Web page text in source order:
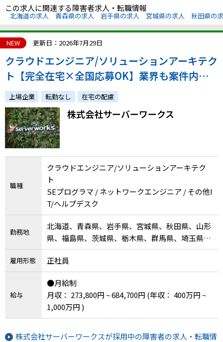
この求人に関連する障害者求人・転職情報
北海道の求人 青森県の求人 岩手県の求人 宮城県の求人 秋田県の
NEW 更新日：2026年7月29日
クラウドエンジニア/ソリューションアーキテク
ト【完全在宅×全国応募OK】業界も案件内容
も様々なプロジェクトへ参画！多数のAWSプロ
フェッショナルと技術力を磨き、エンジニアと
して成長しましょう！
上場企業 転勤なし 在宅の配慮
株式会社サーバーワークス
職種
クラウドエンジニア/ソリューションアーキテク
ト
SEプログラマ / ネットワークエンジニア / その他I
T/ヘルプデスク
勤務地
北海道、青森県、岩手県、宮城県、秋田県、山形
県、福島県、茨城県、栃木県、群馬県、埼玉県、
千葉県、東京都、神奈川県、新潟県、富山県、石
川県、福井県、山梨県、長野県、岐阜県、静岡
県、愛知県、三重県、滋賀県、京都府、大阪府、
兵庫県、奈良県、和歌山県、鳥取県、島根県、岡
山県、広島県、山口県、徳島県、香川県、愛媛
県、高知県、福岡県、佐賀県、長崎県、熊本県、
大分県、宮崎県、鹿児島県、沖縄県、その他
雇用形態 正社員
給与
●月給制
月収： 273,800円 ~ 684,700円 (年収： 400万円 ~
1,000万円 )
株式会社サーバーワークスが採用中の障害者の求人・転職情